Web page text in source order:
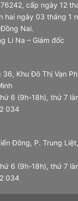
cấp ngày 12
hai ngày 03 tháng 1
Nai.
Li Na – Giám đốc
Khu Đô Thị Vạn
6 (9h-18h), thứ 7
034
Đông, P. Trung
6 (9h-18h), thứ 7
034